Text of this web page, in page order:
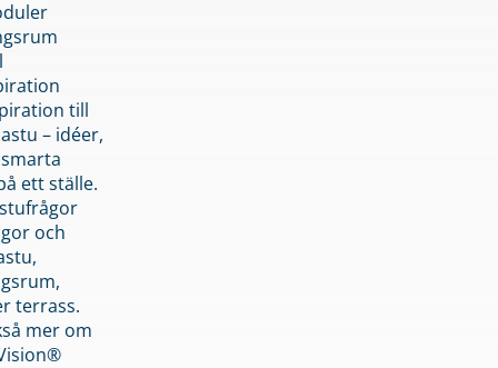
till
– idéer,
ett ställe.
och
terrass.
mer om